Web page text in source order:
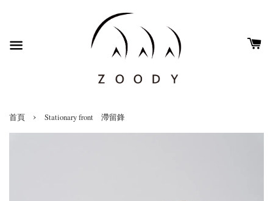
首頁 › Stationary front 滯留鋒